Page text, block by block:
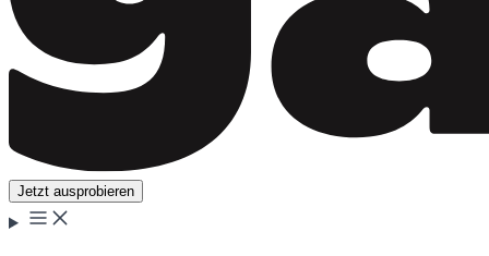
Jetzt ausprobieren